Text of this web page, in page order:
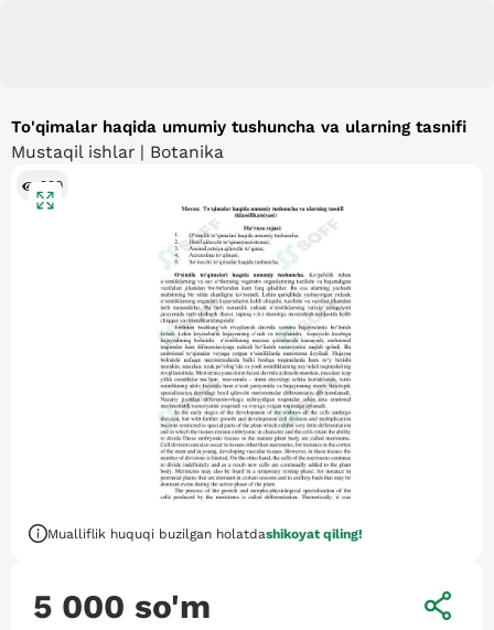
To'qimalar haqida umumiy tushuncha va ularning tasnifi
Mustaqil ishlar | Botanika
999
Mualliflik huquqi buzilgan holatdashikoyat qiling!
5 000 so'm